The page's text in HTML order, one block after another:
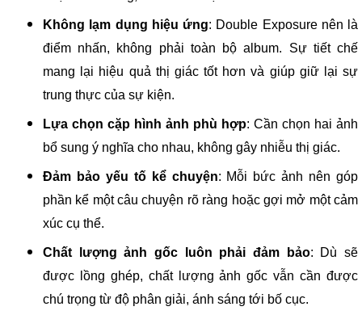
Không lạm dụng hiệu ứng: Double Exposure nên là
điểm nhấn, không phải toàn bộ album. Sự tiết chế
mang lại hiệu quả thị giác tốt hơn và giúp giữ lại sự
trung thực của sự kiện.
Lựa chọn cặp hình ảnh phù hợp: Cần chọn hai ảnh
bổ sung ý nghĩa cho nhau, không gây nhiễu thị giác.
Đảm bảo yếu tố kể chuyện: Mỗi bức ảnh nên góp
phần kể một câu chuyện rõ ràng hoặc gợi mở một cảm
xúc cụ thể.
Chất lượng ảnh gốc luôn phải đảm bảo: Dù sẽ
được lồng ghép, chất lượng ảnh gốc vẫn cần được
chú trọng từ độ phân giải, ánh sáng tới bố cục.